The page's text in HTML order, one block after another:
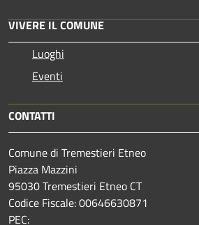
VIVERE IL COMUNE
Luoghi
Eventi
CONTATTI
Comune di Tremestieri Etneo
Piazza Mazzini
95030 Tremestieri Etneo CT
Codice Fiscale: 00646630871
PEC: